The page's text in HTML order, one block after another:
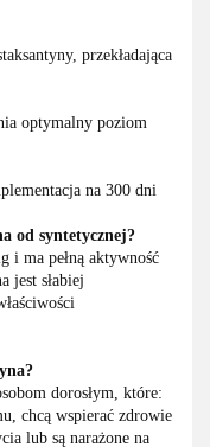
przekładająca
optymalny poziom
na 300 dni
od syntetycznej?
i ma pełną aktywność
jest słabiej
dorosłym, które:
chcą wspierać zdrowie
lub są narażone na